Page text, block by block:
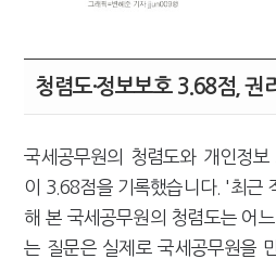
청렴도·정보보호 3.68점, 권
국세공무원의 청렴도와 개인정
이 3.68점을 기록했습니다. '최근
해 본 국세공무원의 청렴도는 어
는 질문은 실제로 국세공무원을